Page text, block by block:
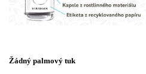
Žádný palmový tuk